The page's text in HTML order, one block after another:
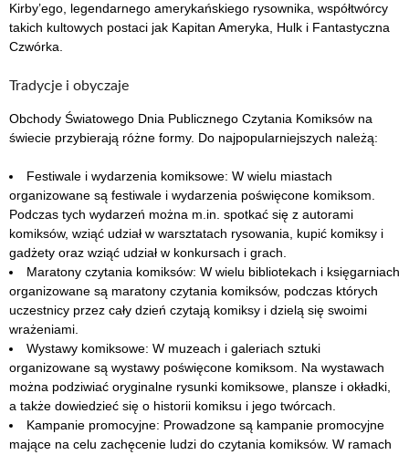
Kirby’ego, legendarnego amerykańskiego rysownika, współtwórcy
takich kultowych postaci jak Kapitan Ameryka, Hulk i Fantastyczna
Czwórka.
Tradycje i obyczaje
Obchody Światowego Dnia Publicznego Czytania Komiksów na
świecie przybierają różne formy. Do najpopularniejszych należą:
Festiwale i wydarzenia komiksowe: W wielu miastach
organizowane są festiwale i wydarzenia poświęcone komiksom.
Podczas tych wydarzeń można m.in. spotkać się z autorami
komiksów, wziąć udział w warsztatach rysowania, kupić komiksy i
gadżety oraz wziąć udział w konkursach i grach.
Maratony czytania komiksów: W wielu bibliotekach i księgarniach
organizowane są maratony czytania komiksów, podczas których
uczestnicy przez cały dzień czytają komiksy i dzielą się swoimi
wrażeniami.
Wystawy komiksowe: W muzeach i galeriach sztuki
organizowane są wystawy poświęcone komiksom. Na wystawach
można podziwiać oryginalne rysunki komiksowe, plansze i okładki,
a także dowiedzieć się o historii komiksu i jego twórcach.
Kampanie promocyjne: Prowadzone są kampanie promocyjne
mające na celu zachęcenie ludzi do czytania komiksów. W ramach